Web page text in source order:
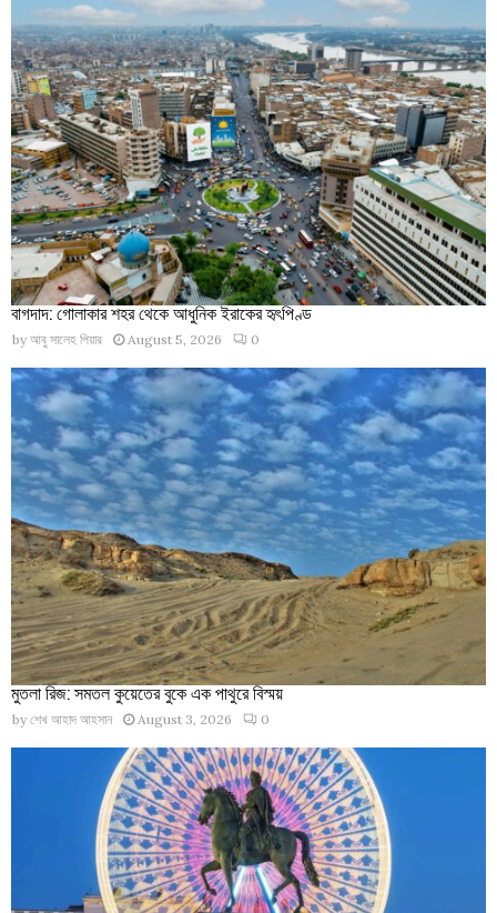
বাগদাদ: গোলাকার শহর থেকে আধুনিক ইরাকের হৃৎপিণ্ড
by আবু সালেহ পিয়ার August 5, 2026 0
মুতলা রিজ: সমতল কুয়েতের বুকে এক পাথুরে বিস্ময়
by শেখ আহাদ আহসান August 3, 2026 0